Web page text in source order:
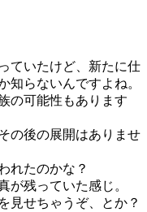
ていたけど、新たに仕
知らないんですよね。
の可能性もあります
の後の展開はありませ
れたのかな？
が残っていた感じ。
見せちゃうぞ、とか？